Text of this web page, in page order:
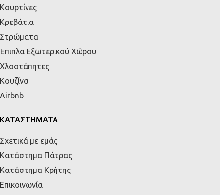
Κουρτίνες
Κρεβάτια
Στρώματα
Έπιπλα Εξωτερικού Χώρου
Χλοοτάπητες
Κουζίνα
Airbnb
ΚΑΤΑΣΤΗΜΑΤΑ
Σχετικά με εμάς
Κατάστημα Πάτρας
Κατάστημα Κρήτης
Επικοινωνία